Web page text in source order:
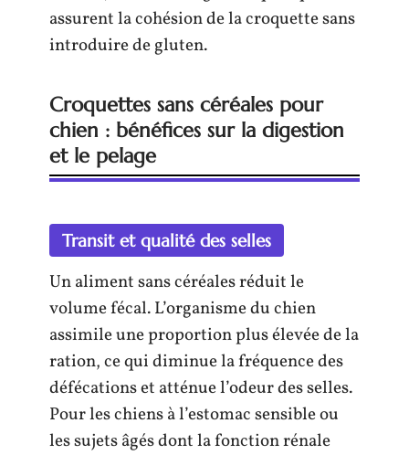
assurent la cohésion de la croquette sans
introduire de gluten.
Croquettes sans céréales pour
chien : bénéfices sur la digestion
et le pelage
Transit et qualité des selles
Un aliment sans céréales réduit le
volume fécal. L’organisme du chien
assimile une proportion plus élevée de la
ration, ce qui diminue la fréquence des
défécations et atténue l’odeur des selles.
Pour les chiens à l’estomac sensible ou
les sujets âgés dont la fonction rénale